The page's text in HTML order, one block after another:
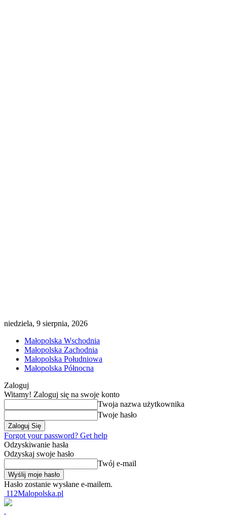
niedziela, 9 sierpnia, 2026
Małopolska Wschodnia
Małopolska Zachodnia
Małopolska Południowa
Małopolska Północna
Zaloguj
Witamy! Zaloguj się na swoje konto
Twoja nazwa użytkownika
Twoje hasło
Forgot your password? Get help
Odzyskiwanie hasła
Odzyskaj swoje hasło
Twój e-mail
Hasło zostanie wysłane e-mailem.
112Malopolska.pl